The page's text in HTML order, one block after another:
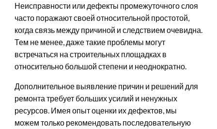
Неисправности или дефекты промежуточного слоя
часто поражают своей относительной простотой,
когда связь между причиной и следствием очевидна.
Тем не менее, даже такие проблемы могут
встречаться на строительных площадках в
относительно большой степени и неоднократно.
Дополнительное выявление причин и решений для
ремонта требует больших усилий и ненужных
ресурсов. Имея опыт оценки их дефектов, мы
можем только рекомендовать последовательную